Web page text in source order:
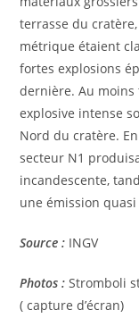
terrasse du
métrique étaient
fortes explosions
dernière. Au
explosive intense
Nord du cratère.
secteur N1
incandescente,
une émission quasi
Source : INGV
Photos :Stromboli
( capture d’écran)